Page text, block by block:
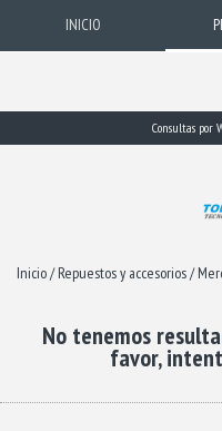
INICIO
Consultas por
Inicio/ Repuestos y accesorios/
No tenemos
favor,